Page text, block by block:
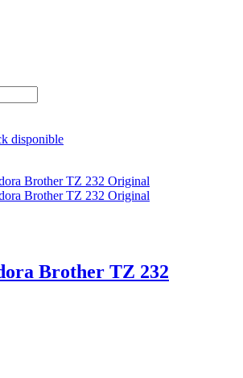
disponible
Brother TZ 232